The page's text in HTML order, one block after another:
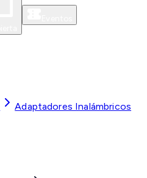
Adaptadores Inalámbricos